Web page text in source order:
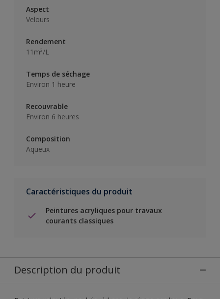
Aspect
Velours
Rendement
11m²/L
Temps de séchage
Environ 1 heure
Recouvrable
Environ 6 heures
Composition
Aqueux
Caractéristiques du produit
Peintures acryliques pour travaux
courants classiques
Description du produit